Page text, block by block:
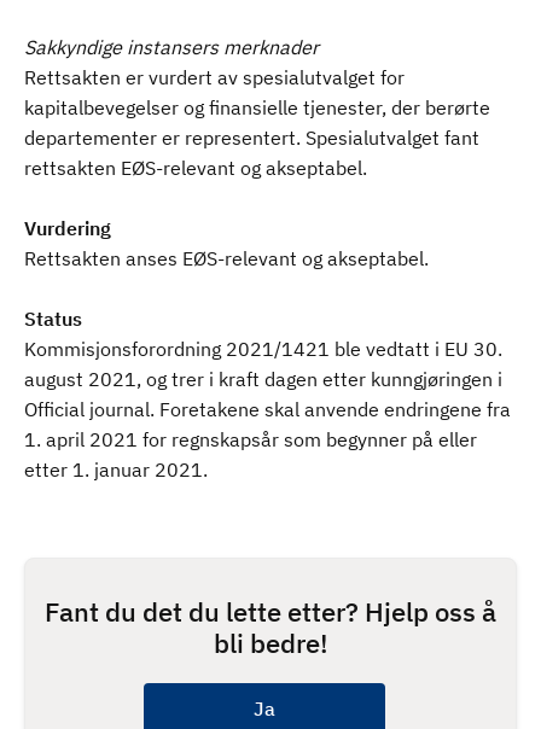
Sakkyndige instansers merknader
Rettsakten er vurdert av spesialutvalget for
kapitalbevegelser og finansielle tjenester, der berørte
departementer er representert. Spesialutvalget fant
rettsakten EØS-relevant og akseptabel.
Vurdering
Rettsakten anses EØS-relevant og akseptabel.
Status
Kommisjonsforordning 2021/1421 ble vedtatt i EU 30.
august 2021, og trer i kraft dagen etter kunngjøringen i
Official journal. Foretakene skal anvende endringene fra
1. april 2021 for regnskapsår som begynner på eller
etter 1. januar 2021.
Fant du det du lette etter? Hjelp oss å
bli bedre!